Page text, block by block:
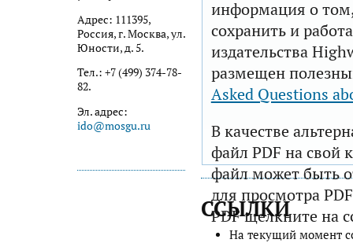
Адрес: 111395,
Россия, г. Москва, ул.
Юности, д. 5.
Тел.: +7 (499) 374-78-
82.
Эл. адрес:
ido@mosgu.ru
информация о том,
сохранить и
издательства
размещен
Asked Questions
В качестве
файл PDF на свой
файл может быть
для просмотра
PDF щелкните на
ССЫЛКИ
На текущий момент